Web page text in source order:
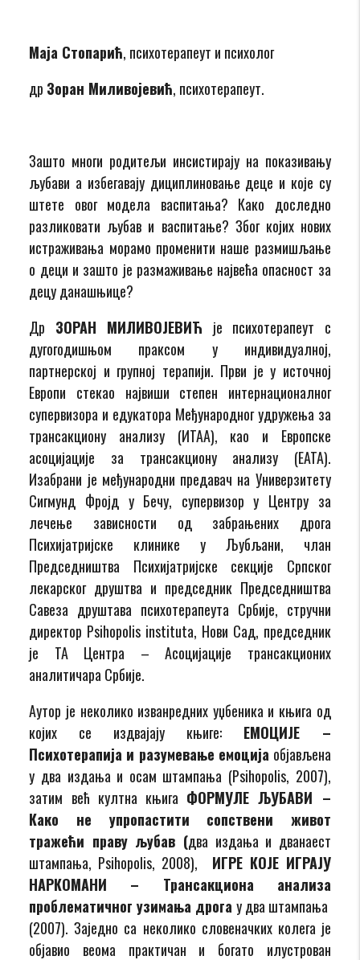
Маја Стопарић, психотерапеут и психолог
др Зоран Миливојевић, психотера­пеут.
Зашто многи родитељи инсистирају на показивању
љубави а избегавају дициплиновање деце и које су
штете овог модела васпитања? Како доследно
разликовати љубав и васпитање? Због којих нових
истраживања морамо променити наше размишљање
о деци и зашто је размаживање највећа опасност за
децу данашњице?
Др ЗОРАН МИЛИВОЈЕВИЋ је психотерапеут с
дугогодишњом праксом у индивидуалној,
партнерској и групној терапији. Први је у источној
Европи стекао највиши степен интернацио­налног
супервизора и едукатора Међународног удружења за
трансакциону анализу (ИТАА), као и Европске
асоцијације за трансакциону анализу (ЕАТА).
Изабрани је међу­народни предавач на Универзитету
Сигмунд Фројд у Бечу, супервизор у Центру за
лечење зависности од забрањених дрога
Психијатријске клинике у Љубљани, члан
Председништва Психи­јатриј­ске секције Српског
лекарског друштва и председник Председништва
Савеза друштава психотерапеута Србије, стручни
директор Psihopolis instituta, Нови Сад, председ­ник
је ТА Центра – Асоцијације трансакционих
аналитичара Србије.
Аутор је неколико изванредних уџбеника и књига од
којих се издвајају књиге: ЕМОЦИЈЕ –
Психотерапија и разумевање емоција објављена
у два издања и осам штампања (Psihopolis, 2007),
затим већ култна књига ФОРМУЛЕ ЉУБАВИ –
Како не упропастити сопствени живот
тражећи праву љубав (два издања и дванаест
штампања, Psihopolis, 2008),
ИГРЕ КОЈЕ ИГРАЈУ
НАРКОМАНИ – Трансакциона анализа
проблематичног узима­ња дрога у два штампања
(2007). Заједно са неколико словеначких колега је
објавио веома практичан и богато илустрован